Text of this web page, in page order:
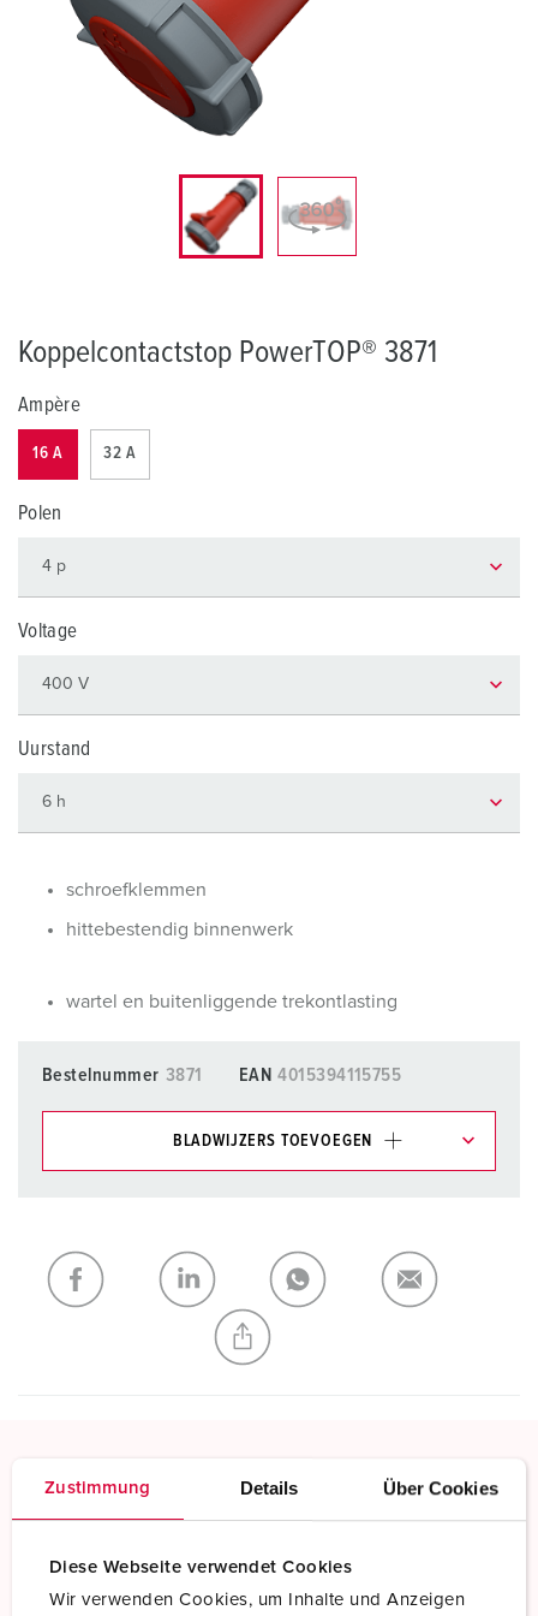
Zustimmung Details Über Cookies
Diese Webseite verwendet Cookies
Wir verwenden Cookies, um Inhalte und Anzeigen
Koppelcontactstop PowerTOP® 3871
Ampère
16 A 32 A
Polen
Voltage
Uurstand
schroefklemmen
hittebestendig binnenwerk
wartel en buitenliggende trekontlasting
Bestelnummer 3871 EAN 4015394115755
BLADWIJZERS TOEVOEGEN
Mijn lijst TOEVOEGEN
NIEUW LIJST MAKEN
Schroefklemmen
Standaard schroefklemmen